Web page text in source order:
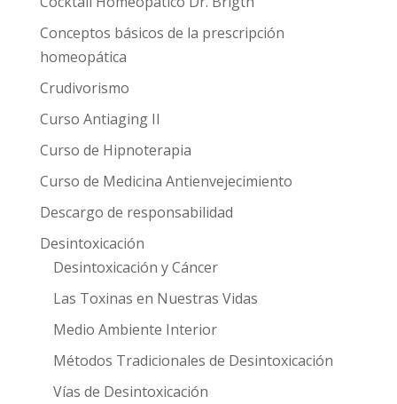
Conceptos básicos de la prescripción
homeopática
Crudivorismo
Curso Antiaging II
Curso de Hipnoterapia
Curso de Medicina Antienvejecimiento
Descargo de responsabilidad
Desintoxicación
Desintoxicación y Cáncer
Las Toxinas en Nuestras Vidas
Medio Ambiente Interior
Métodos Tradicionales de Desintoxicación
Vías de Desintoxicación